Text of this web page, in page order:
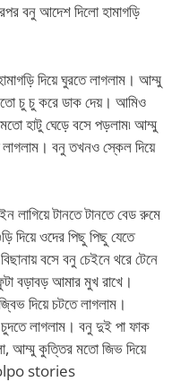
বনু আদেশ দিলো হামাগড়ি
দিয়ে ঘুরতে লাগলাম। আম্মু
চু চু করে ডাক দেয়। আমিও
হাটু ঘেড়ে বসে পড়লাম৷ আম্মু
বনু তখনও স্কেল দিয়ে
লাগিয়ে টানতে টানতে বেড রুমে
দিয়ে ওদের পিছু পিছু যেতে
বসে বনু চেইনে থরে টেনে
বড়াবড় আমার মুখ রাখে।
দিয়ে চটতে লাগলাম।
লাগলাম। বনু দুই পা ফাক
আম্মু কুত্তির মতো জিভ দিয়ে
stories